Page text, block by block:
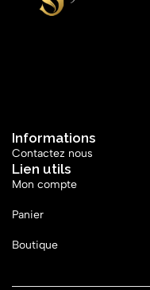
Informations
Contactez nous
Lien utils
Mon compte
Panier
Boutique